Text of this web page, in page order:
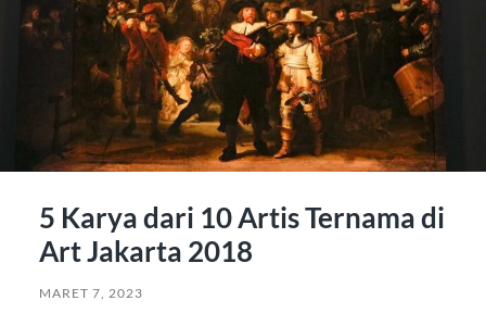
5 Karya dari 10 Artis Ternama di
Art Jakarta 2018
MARET 7, 2023